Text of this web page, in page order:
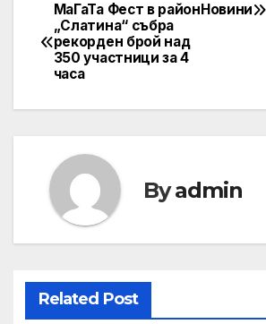
Post
navigation
Новини
МаГаТа Фест в район
„Слатина“ събра
рекорден брой над
350 участници за 4
часа
Byadmin
Related Post